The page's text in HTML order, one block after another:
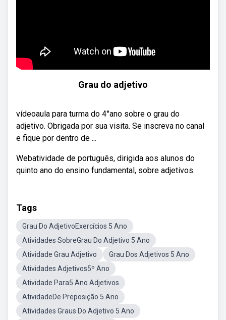
Grau do adjetivo
vídeoaula para turma do 4°ano sobre o grau do
adjetivo. Obrigada por sua visita. Se inscreva no canal
e fique por dentro de ...
Webatividade de português, dirigida aos alunos do
quinto ano do ensino fundamental, sobre adjetivos.
Tags
Grau Do AdjetivoExercícios 5 Ano
Atividades SobreGrau Do Adjetivo 5 Ano
Atividade Grau Adjetivo
Grau Dos Adjetivos 5 Ano
Atividades Adjetivos5º Ano
Atividade Para5 Ano Adjetivos
AtividadeDe Preposição 5 Ano
Atividades Graus Do Adjetivo 5 Ano